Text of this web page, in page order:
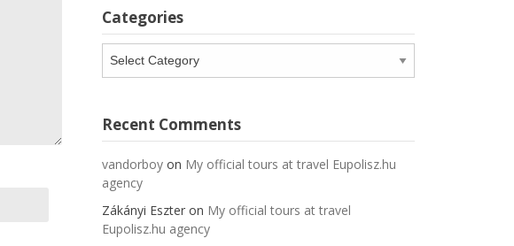
Categories
Recent Comments
vandorboyon My official tours at travel Eupolisz.hu
agency
Zákányi Eszteron My official tours at travel
Eupolisz.hu agency